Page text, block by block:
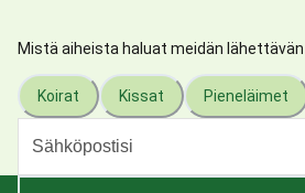
Mistä aiheista haluat meidän
Koirat Kissat Pieneläimet